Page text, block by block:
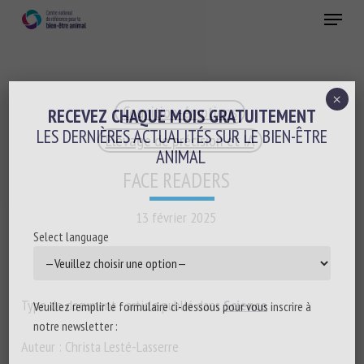
Menu
Cognition-émotions
Elevage de précision et IA
FACE READERS
13 février 2025
Type de document : article publié dansScience
Auteur : Christa Lesté-Lasserre
RECEVEZ CHAQUE MOIS GRATUITEMENT
LES DERNIÈRES ACTUALITÉS SUR LE BIEN-ÊTRE
ANIMAL
Select language
Veuillez remplir le formulaire ci-dessous pour vous inscrire à
notre newsletter :
×